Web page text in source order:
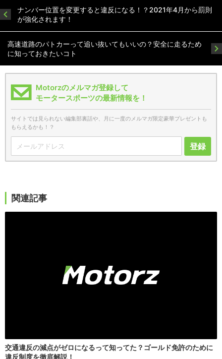
ナンバー位置を変更すると違反になる！？2021年4月から罰則
が強化されます！
高速道路のパトカーって追い抜いてもいいの？安全に走るため
に知っておきたいコト
Motorzのメルマガ登録して
モータースポーツの最新情報を！
サイトでは見られない編集部裏話や、月に一度のメルマガ限定豪華プレゼントも
もらえるかも！？
登録
関連記事
交通違反の減点がゼロになるって知ってた？ゴールド免許のために
違反制度を徹底解説！